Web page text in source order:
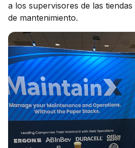
a los supervisores de las
de mantenimiento.